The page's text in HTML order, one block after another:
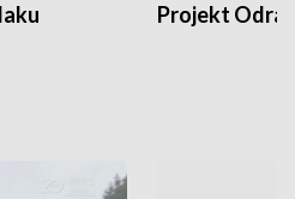
Projekt Odra